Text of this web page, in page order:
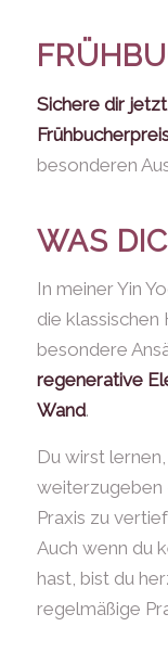
Sichere dir jetzt
besonderen
WAS
In meiner Yin
die klassischen
besondere
regenerative
Wand.
Du wirst
weiterzugeben
Praxis zu
Auch wenn du
hast, bist du
regelmäßige